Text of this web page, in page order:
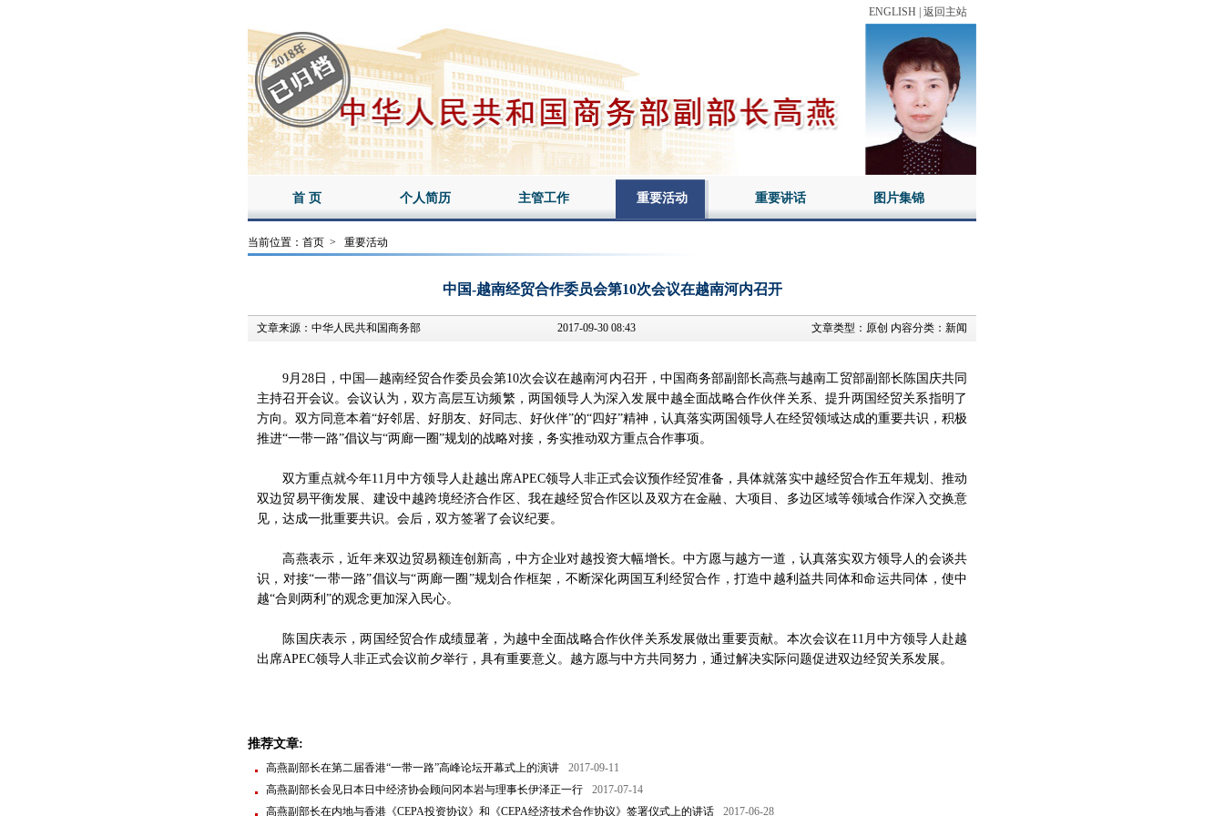
ENGLISH 返回主站
首 页 个人简历 主管工作 重要活动 重要讲话 图片集锦
当前位置： 首页 > 重要活动
中国-越南经贸合作委员会第10次会议在越南河内召开
文章来源： 中华人民共和国商务部 2017-09-30 08:43 文章类型： 原创 内容分类： 新闻
9月28日，中国—越南经贸合作委员会第10次会议在越南河内召开，中国商务部副部长高燕与越南工贸部副部长陈国庆共同
主持召开会议。会议认为，双方高层互访频繁，两国领导人为深入发展中越全面战略合作伙伴关系、提升两国经贸关系指明了
方向。双方同意本着“好邻居、好朋友、好同志、好伙伴”的“四好”精神，认真落实两国领导人在经贸领域达成的重要共识，积极
推进“一带一路”倡议与“两廊一圈”规划的战略对接，务实推动双方重点合作事项。
双方重点就今年11月中方领导人赴越出席APEC领导人非正式会议预作经贸准备，具体就落实中越经贸合作五年规划、推动
双边贸易平衡发展、建设中越跨境经济合作区、我在越经贸合作区以及双方在金融、大项目、多边区域等领域合作深入交换意
见，达成一批重要共识。会后，双方签署了会议纪要。
高燕表示，近年来双边贸易额连创新高，中方企业对越投资大幅增长。中方愿与越方一道，认真落实双方领导人的会谈共
识，对接“一带一路”倡议与“两廊一圈”规划合作框架，不断深化两国互利经贸合作，打造中越利益共同体和命运共同体，使中
越“合则两利”的观念更加深入民心。
陈国庆表示，两国经贸合作成绩显著，为越中全面战略合作伙伴关系发展做出重要贡献。本次会议在11月中方领导人赴越
出席APEC领导人非正式会议前夕举行，具有重要意义。越方愿与中方共同努力，通过解决实际问题促进双边经贸关系发展。
推荐文章:
高燕副部长在第二届香港“一带一路”高峰论坛开幕式上的演讲
2017-09-11
高燕副部长会见日本日中经济协会顾问冈本岩与理事长伊泽正一行
2017-07-14
高燕副部长在内地与香港《CEPA投资协议》和《CEPA经济技术合作协议》签署仪式上的讲话
2017-06-28